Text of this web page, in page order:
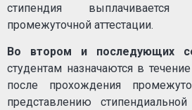
стипендия
промежуточной аттестации.
Во втором и последующих
студентам назначаются в
после прохождения
представлению